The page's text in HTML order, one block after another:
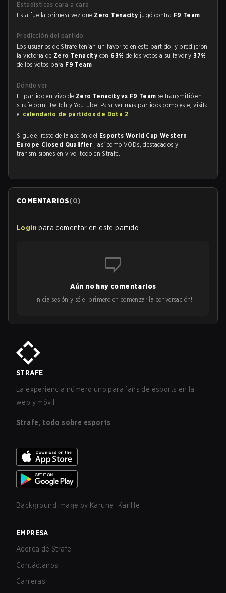
Estadísticas cara a cara
Esta fue la primera vez que Zero Tenacity jugó contra F9 Team .
Predicción del partido
Los usuarios de Strafe tenían un favorito en este partido, y predijeron
la victoria de Zero Tenacity con 63% de los votos a su favor y37%
de los votos para F9 Team .
Dónde ver
El partido en vivo de Zero Tenacity vs F9 Team se transmitió en
strafe.com, Twitch y Youtube. Para ver más partidos como este, visita
el calendario de partidos de Dota 2 .
Sigue el resto de la acción del Esports World Cup Western
Europe Closed Qualifier , así como VODs, destacados y
transmisiones en vivo, todo en Strafe.
COMENTARIOS(0)
Login para comentar en este partido
Aún no hay comentarios
¡Inicia sesión y sé el primero en comenzar la conversación!
STRAFE
La experiencia número uno para fans de esports en la
web y móvil.
Strafe, todo sobre esports
Background image by Karuhe_KarlHe
EMPRESA
Acerca de Strafe
Contáctanos
Carreras